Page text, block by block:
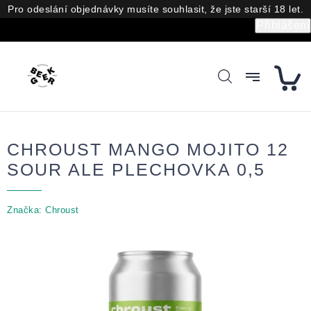
Přejít
na
Pro odeslání objednávky musíte souhlasit, že jste starší 18 let.
CHROUST MANGO MOJITO 12
SOUR ALE PLECHOVKA 0,5
Značka: Chroust